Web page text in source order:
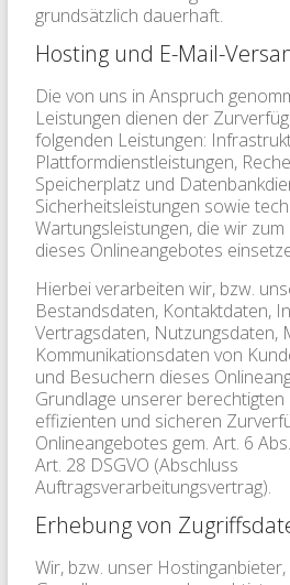
grundsätzlich dauerhaft.
Hosting und E-Mail-
Die von uns in Anspruch
Leistungen dienen der
folgenden Leistungen:
Plattformdienstleistungen,
Speicherplatz und
Sicherheitsleistungen sowie
Wartungsleistungen, die wir
dieses Onlineangebotes
Hierbei verarbeiten wir, bzw.
Bestandsdaten, Kontaktdaten,
Vertragsdaten, Nutzungsdaten,
Kommunikationsdaten von
und Besuchern dieses
Grundlage unserer
effizienten und sicheren
Onlineangebotes gem. Art. 6
Art. 28 DSGVO (Abschluss
Auftragsverarbeitungsvertrag).
Erhebung von
Wir, bzw. unser